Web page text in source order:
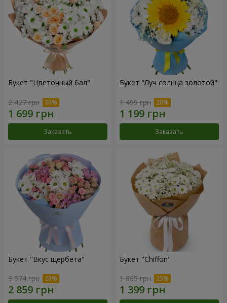
Букет "Цветочный бал"
2 427 грн
Заказать
Букет "Луч солнца золотой"
1 499 грн
Заказать
Букет "Вкус щербета"
3 574 грн
Букет "Chiffon"
1 865 грн